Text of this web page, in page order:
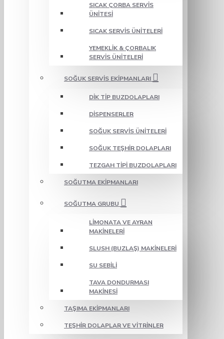
SICAK ÇORBA SERVIS
ÜNITESI
SICAK SERVIS ÜNITELERI
YEMEKLIK & ÇORBALIK
SERVIS ÜNITELERI
SOĞUK SERVIS EKIPMANLARI
DIK TIP BUZDOLAPLARI
DISPENSERLER
SOĞUK SERVIS ÜNITELERI
SOĞUK TEŞHIR DOLAPLARI
TEZGAH TIPI BUZDOLAPLARI
SOĞUTMA EKIPMANLARI
SOĞUTMA GRUBU
LIMONATA VE AYRAN
MAKINELERI
SLUSH (BUZLAŞ) MAKINELERI
SU SEBILI
TAVA DONDURMASI
MAKINESI
TAŞIMA EKIPMANLARI
TEŞHIR DOLAPLAR VE VITRINLER